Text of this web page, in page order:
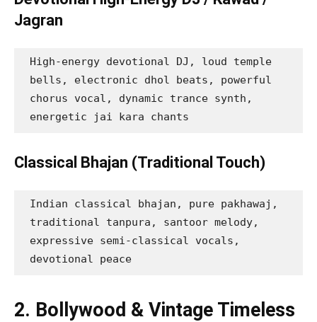
Jagran
High-energy devotional DJ, loud temple
bells, electronic dhol beats, powerful
chorus vocal, dynamic trance synth,
energetic jai kara chants
Classical Bhajan (Traditional Touch)
Indian classical bhajan, pure pakhawaj,
traditional tanpura, santoor melody,
expressive semi-classical vocals,
devotional peace
2. Bollywood & Vintage Timeless